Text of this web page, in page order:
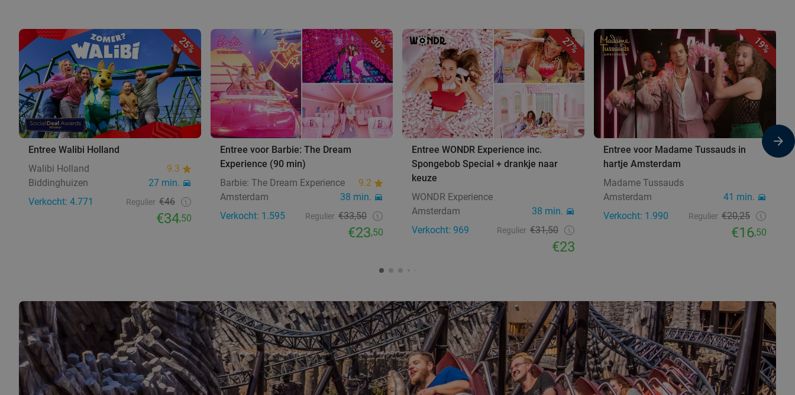
25%
Entree Walibi Holland
Walibi Holland
9.3
Biddinghuizen
27 min.
Verkocht: 4.771
Regulier €46
€34,50
30%
Entree voor Barbie: The Dream
Experience (90 min)
Barbie: The Dream Experience
9.2
Amsterdam
38 min.
Verkocht: 1.595
Regulier €33,50
€23,50
27%
Entree WONDR Experience inc.
Spongebob Special + drankje naar
keuze
WONDR Experience
Amsterdam
38 min.
Verkocht: 969
Regulier €31,50
€23
19%
Entree voor Madame Tussauds in
hartje Amsterdam
Madame Tussauds
Amsterdam
41 min.
Verkocht: 1.990
Regulier €20,25
€16,50